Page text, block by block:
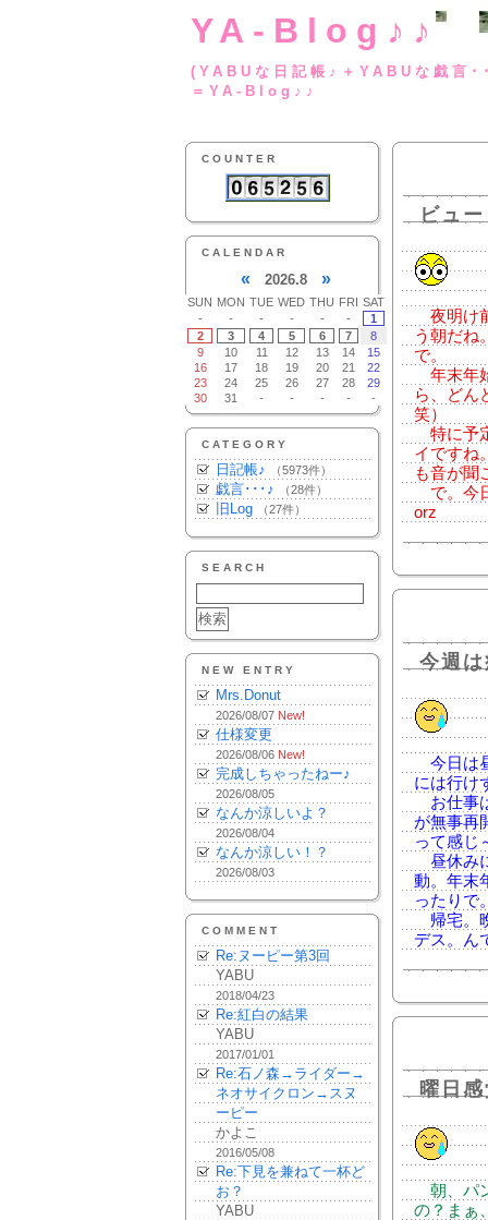
YA-Blog♪♪
(YABUな日記帳♪
＝YA-Blog♪♪
COUNTER
CALENDAR
« 2026.8 »
SUN MON TUE WED THU FRI SAT
-
- - - - -
1
2
3 4 5 6 7
8
9
10 11 12 13 14
15
16
17 18 19 20 21
22
23
24 25 26 27 28
29
30
31 - - - - -
CATEGORY
日記帳♪ （5973件）
戯言･･･♪ （28件）
旧Log （27件）
SEARCH
NEW ENTRY
Mrs.Donut
2026/08/07 New!
仕様変更
2026/08/06 New!
完成しちゃったねー♪
2026/08/05
なんか涼しいよ？
2026/08/04
なんか涼しい！？
2026/08/03
COMMENT
Re:ヌーピー第3回
YABU
2018/04/23
Re:紅白の結果
YABU
2017/01/01
Re:石ノ森→ライダー→
ネオサイクロン→スヌ
ーピー
かよこ
2016/05/08
Re:下見を兼ねて一杯ど
お？
YABU
ビュ
夜明け
う朝だね
で。
年末年
ら、どん
笑）
特に予
イですね
も音が聞
で。今
orz
今週
今日は
には行け
お仕事
が無事再
って感じ
昼休み
動。年末
ったりで
帰宅。
デス。ん
曜日
朝、パ
の？まぁ